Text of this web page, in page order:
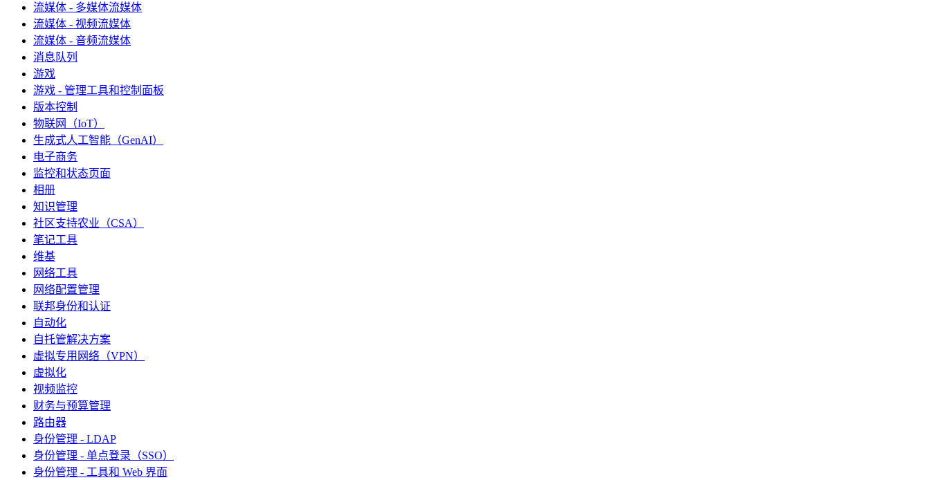
流媒体 - 多媒体流媒体
流媒体 - 视频流媒体
流媒体 - 音频流媒体
消息队列
游戏
游戏 - 管理工具和控制面板
版本控制
物联网（IoT）
生成式人工智能（GenAI）
电子商务
监控和状态页面
相册
知识管理
社区支持农业（CSA）
笔记工具
维基
网络工具
网络配置管理
联邦身份和认证
自动化
自托管解决方案
虚拟专用网络（VPN）
虚拟化
视频监控
财务与预算管理
路由器
身份管理 - LDAP
身份管理 - 单点登录（SSO）
身份管理 - 工具和 Web 界面